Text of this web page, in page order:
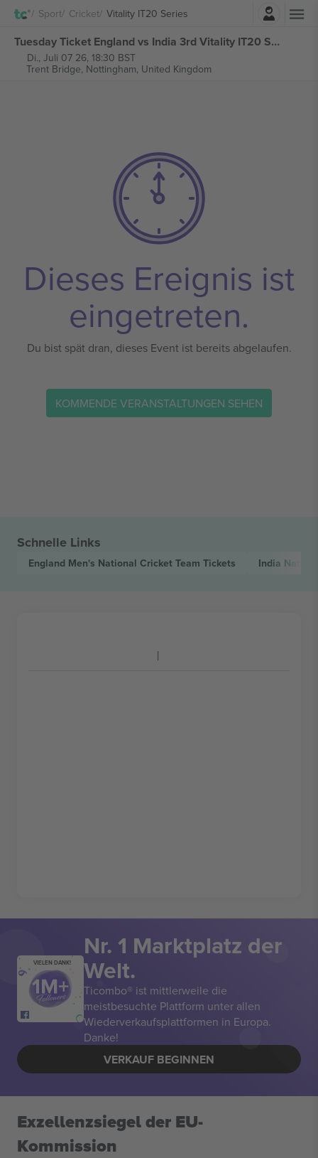
Sport Cricket Vitality IT20 SeriesEinloggen
Tuesday Ticket England vs India 3rd Vitality IT20 Series tickets
Di., Juli 07 26, 18:30 BST
Trent Bridge, Nottingham, United Kingdom
Dieses Ereignis ist
eingetreten.
Du bist spät dran, dieses Event ist bereits abgelaufen.
KOMMENDE VERANSTALTUNGEN SEHEN
Schnelle Links
England Men's National Cricket Team Tickets India
VIELEN DANK!
Nr. 1 Marktplatz der
Welt.
Ticombo® ist mittlerweile die
meistbesuchte Plattform unter allen
Wiederverkaufsplattformen in Europa.
Danke!
VERKAUF BEGINNEN
Exzellenzsiegel der EU-
Kommission